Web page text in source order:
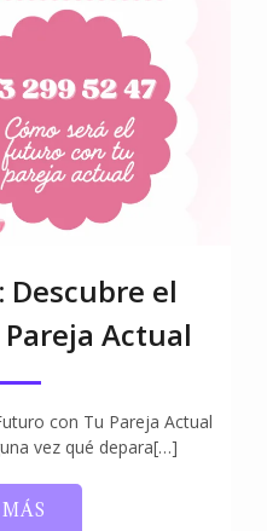
Descubre el
Actual
con Tu Pareja Actual
vez qué depara[…]